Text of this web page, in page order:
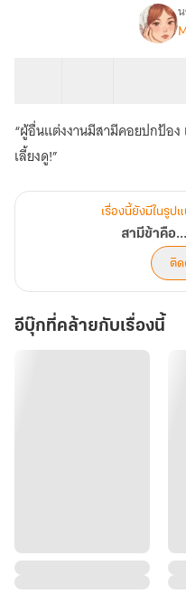
วิปลาส
“ผู้อื่นแต่งงานมีสามีคอยปกป้อง
เลี้ยงดู!”
เรื่องนี้ยังมีในรูป
สามีข้าคือ
ติด
อีบุ๊กที่คล้ายกับเรื่องนี้